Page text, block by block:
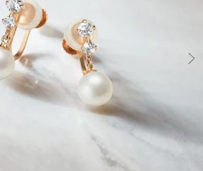
すべてのジュエリー